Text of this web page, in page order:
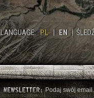
LANGUAGE: PL | EN |